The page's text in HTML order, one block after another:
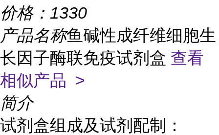
价格： 1330
产品名称鱼碱性成纤维细胞生
长因子酶联免疫试剂盒 查看
相似产品 >
简介
试剂盒组成及试剂配制：